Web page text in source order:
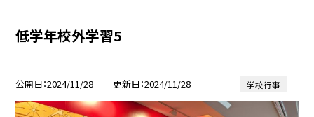
低学年校外学習5
公開日 2024/11/28 更新日 2024/11/28 学校行事